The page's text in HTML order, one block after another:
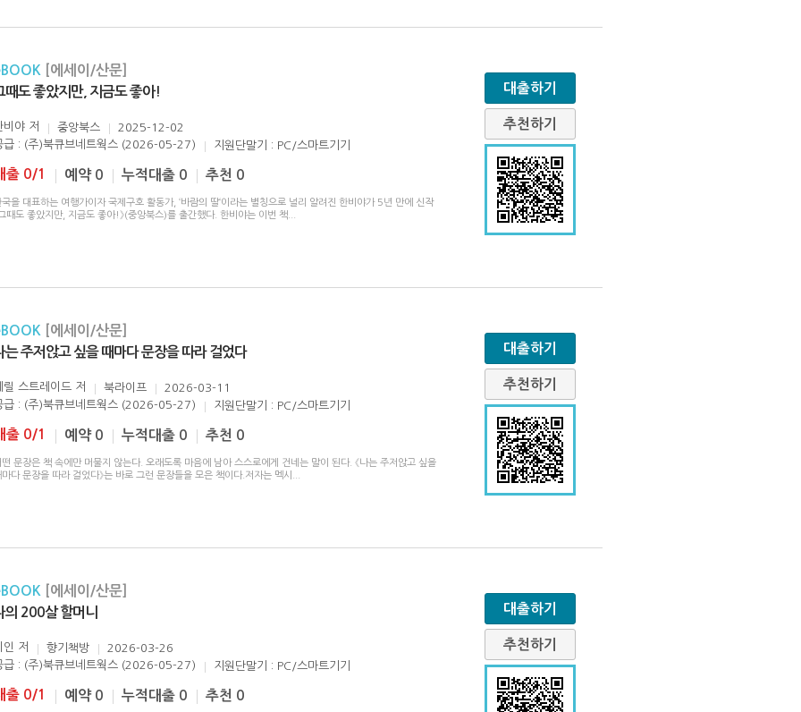
[에세이/산문]
때도 좋았지만, 지금도 좋아!
비야 저 중앙북스
2025-12-02
급 : (주)북큐브네트웍스 (2026-05-27)
지원단말기 : PC/스마트기기
출 0/1 예약 0 누적대출 0 추천 0
국을 대표하는 여행가이자 국제구호 활동가, ‘바람의 딸‘이라는 별칭으로 널리 알려진 한비야가 5년 만에 신작
그때도 좋았지만, 지금도 좋아!》(중앙북스)를 출간했다. 한비야는 이번 책
대출하기
추천하기
[에세이/산문]
는 주저앉고 싶을 때마다 문장을 따라 걸었다
릴 스트레이드 저 북라이프
2026-03-11
급 : (주)북큐브네트웍스 (2026-05-27)
지원단말기 : PC/스마트기기
출 0/1 예약 0 누적대출 0 추천 0
떤 문장은 책 속에만 머물지 않는다. 오래도록 마음에 남아 스스로에게 건네는 말이 된다. 《나는 주저앉고 싶을
마다 문장을 따라 걸었다》는 바로 그런 문장들을 모은 책이다.저자는 멕시
대출하기
추천하기
[에세이/산문]
의 200살 할머니
인 저 향기책방
2026-03-26
급 : (주)북큐브네트웍스 (2026-05-27)
지원단말기 : PC/스마트기기
출 0/1 예약 0 누적대출 0 추천 0
대출하기
추천하기